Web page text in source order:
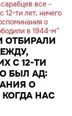
все -
12-ти лет, ничего
о
в 1944-м”
ОТБИРАЛИ
С 12-ТИ
БЫЛ АД:
О
НАС